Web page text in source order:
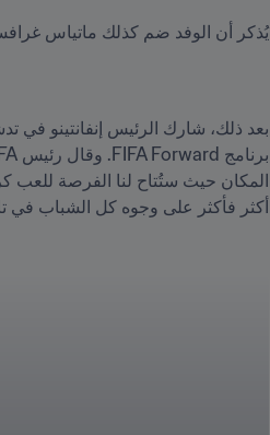
يُذكر أن الوفد ضم كذلك ماتياس
أكثر فأكثر على وجوه كل الشباب في